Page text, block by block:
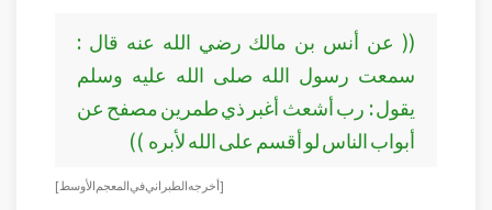
(( عن أنس بن مالك رضي الله عنه قال :
سمعت رسول الله صلى الله عليه وسلم
يقول : رب أشعث أغبر ذي طمرين مصفح عن
أبواب الناس لو أقسم على الله لأبره ))
[ أخرجه الطبراني في المعجم الأوسط ]